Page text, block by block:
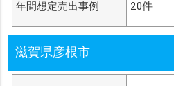
年間想定売出事例 20件
滋賀県彦根市